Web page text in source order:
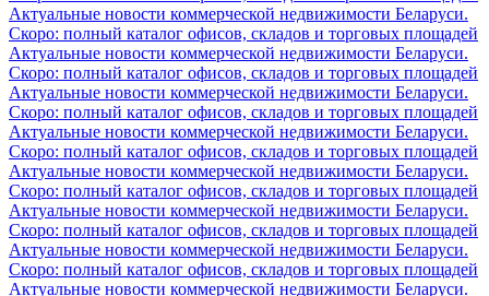
Актуальные новости коммерческой недвижимости Беларуси.
Скоро: полный каталог офисов, складов и торговых площадей
Актуальные новости коммерческой недвижимости Беларуси.
Скоро: полный каталог офисов, складов и торговых площадей
Актуальные новости коммерческой недвижимости Беларуси.
Скоро: полный каталог офисов, складов и торговых площадей
Актуальные новости коммерческой недвижимости Беларуси.
Скоро: полный каталог офисов, складов и торговых площадей
Актуальные новости коммерческой недвижимости Беларуси.
Скоро: полный каталог офисов, складов и торговых площадей
Актуальные новости коммерческой недвижимости Беларуси.
Скоро: полный каталог офисов, складов и торговых площадей
Актуальные новости коммерческой недвижимости Беларуси.
Скоро: полный каталог офисов, складов и торговых площадей
Актуальные новости коммерческой недвижимости Беларуси.